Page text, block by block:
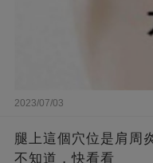
2023/07/03
腿上這個穴位是肩周
不知道，快看看